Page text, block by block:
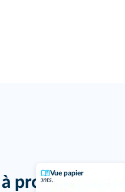
Vue papier
proposer ?